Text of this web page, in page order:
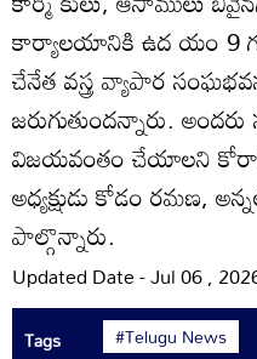
కార్యాలయానికి ఉద యం 9
చేనేత వస్త్ర వ్యాపార
జరుగుతుందన్నారు.
విజయవంతం చేయాలని
అధ్యక్షుడు కోడం రమణ,
పాల్గొన్నారు.
Updated Date - Jul 06 ,
Tags #Telugu News